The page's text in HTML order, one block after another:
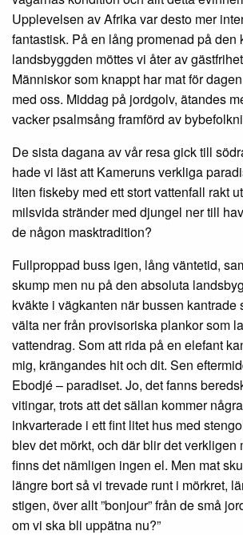
Upplevelsen av Afrika var desto mer
fantastisk. På en lång promenad på den
landsbyggden möttes vi åter av
Människor som knappt har mat för
med oss. Middag på jordgolv, ätandes
vacker psalmsång framförd av
De sista dagana av vår resa gick till
hade vi läst att Kameruns verkliga
liten fiskeby med ett stort vattenfall rakt
milsvida stränder med djungel ner till
de någon masktradition?
Fullproppad buss igen, lång väntetid,
skump men nu på den absoluta
kväkte i vägkanten när bussen kantrade
välta ner från provisoriska plankor som
vattendrag. Som att rida på en elefant
mig, krängandes hit och dit. Sen
Ebodjé – paradiset. Jo, det fanns
vitingar, trots att det sällan kommer
inkvarterade i ett fint litet hus med
blev det mörkt, och där blir det verkligen
finns det nämligen ingen el. Men mat
längre bort så vi trevade runt i mörkret,
stigen, över allt ”bonjour” från de små
om vi ska bli uppätna nu?”